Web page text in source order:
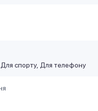
Для спорту Для телефону